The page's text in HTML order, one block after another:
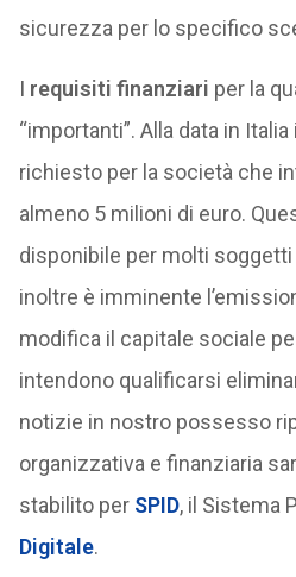
sicurezza per lo specifico
I requisiti finanziari per la
“importanti”. Alla data in
richiesto per la società che
almeno 5 milioni di euro.
disponibile per molti soggetti
inoltre è imminente
modifica il capitale sociale
intendono qualificarsi
notizie in nostro possesso
organizzativa e finanziaria
stabilito per SPID, il Sistema
Digitale.